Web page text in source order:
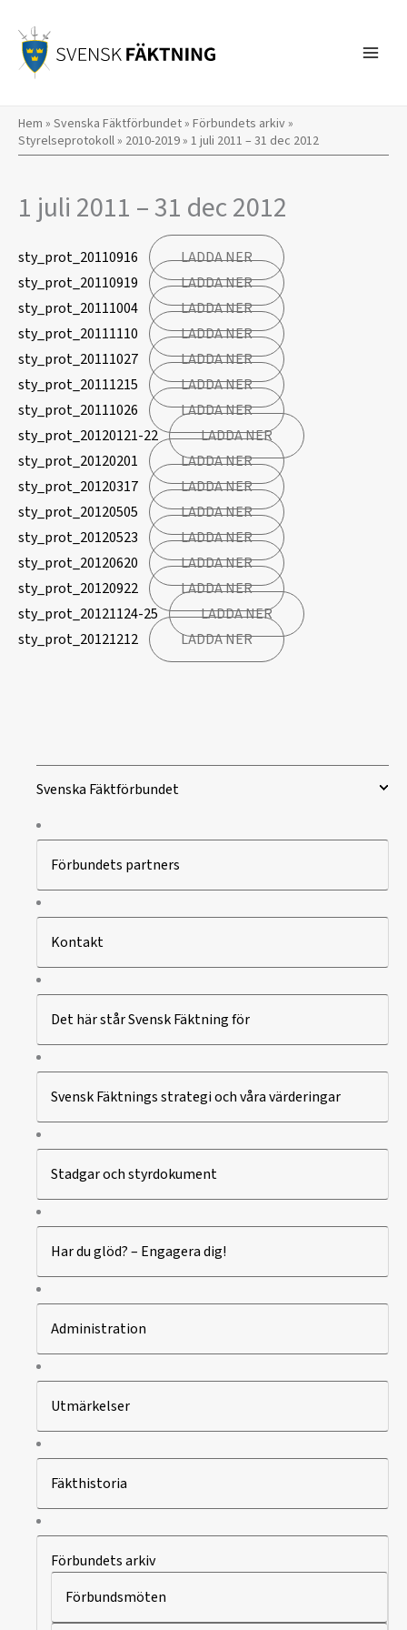
innehåll
Hem » Svenska Fäktförbundet» Förbundets arkiv»
Styrelseprotokoll» 2010-2019» 1 juli 2011 – 31 dec 2012
1 juli 2011 – 31 dec 2012
sty_prot_20110916
LADDA NER
sty_prot_20110919
LADDA NER
sty_prot_20111004
LADDA NER
sty_prot_20111110
LADDA NER
sty_prot_20111027
LADDA NER
sty_prot_20111215
LADDA NER
sty_prot_20111026
LADDA NER
sty_prot_20120121-22
LADDA NER
sty_prot_20120201
LADDA NER
sty_prot_20120317
LADDA NER
sty_prot_20120505
LADDA NER
sty_prot_20120523
LADDA NER
sty_prot_20120620
LADDA NER
sty_prot_20120922
LADDA NER
sty_prot_20121124-25
LADDA NER
sty_prot_20121212
LADDA NER
Svenska Fäktförbundet
Förbundets partners
Kontakt
Det här står Svensk Fäktning för
Svensk Fäktnings strategi och våra värderingar
Stadgar och styrdokument
Har du glöd? – Engagera dig!
Administration
Utmärkelser
Fäkthistoria
Förbundets arkiv
Förbundsmöten